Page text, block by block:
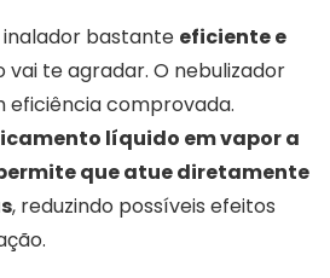
bastante eficiente e
vai te agradar. O nebulizador
eficiência comprovada.
líquido em vapor a
que atue diretamente
, reduzindo possíveis efeitos